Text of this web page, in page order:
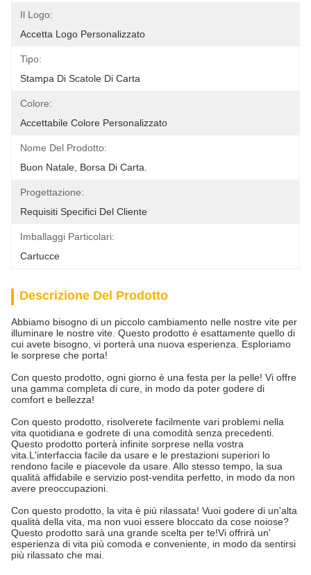
Il Logo:
Accetta Logo Personalizzato
Tipo:
Stampa Di Scatole Di Carta
Colore:
Accettabile Colore Personalizzato
Nome Del Prodotto:
Buon Natale, Borsa Di Carta.
Progettazione:
Requisiti Specifici Del Cliente
Imballaggi Particolari:
Cartucce
Descrizione Del Prodotto
Abbiamo bisogno di un piccolo cambiamento nelle nostre vite per
illuminare le nostre vite. Questo prodotto è esattamente quello di
cui avete bisogno, vi porterà una nuova esperienza. Esploriamo
le sorprese che porta!
Con questo prodotto, ogni giorno è una festa per la pelle! Vi offre
una gamma completa di cure, in modo da poter godere di
comfort e bellezza!
Con questo prodotto, risolverete facilmente vari problemi nella
vita quotidiana e godrete di una comodità senza precedenti.
Questo prodotto porterà infinite sorprese nella vostra
vita.L'interfaccia facile da usare e le prestazioni superiori lo
rendono facile e piacevole da usare. Allo stesso tempo, la sua
qualità affidabile e servizio post-vendita perfetto, in modo da non
avere preoccupazioni.
Con questo prodotto, la vita è più rilassata! Vuoi godere di un'alta
qualità della vita, ma non vuoi essere bloccato da cose noiose?
Questo prodotto sarà una grande scelta per te!Vi offrirà un'
esperienza di vita più comoda e conveniente, in modo da sentirsi
più rilassato che mai.